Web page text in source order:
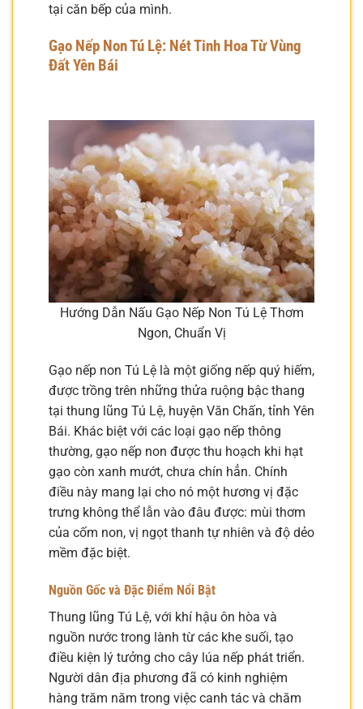
tại căn bếp của mình.
Gạo Nếp Non Tú Lệ: Nét Tinh Hoa Từ Vùng
Đất Yên Bái
Hướng Dẫn Nấu Gạo Nếp Non Tú Lệ Thơm
Ngon, Chuẩn Vị
Gạo nếp non Tú Lệ là một giống nếp quý hiếm,
được trồng trên những thửa ruộng bậc thang
tại thung lũng Tú Lệ, huyện Văn Chấn, tỉnh Yên
Bái. Khác biệt với các loại gạo nếp thông
thường, gạo nếp non được thu hoạch khi hạt
gạo còn xanh mướt, chưa chín hẳn. Chính
điều này mang lại cho nó một hương vị đặc
trưng không thể lẫn vào đâu được: mùi thơm
của cốm non, vị ngọt thanh tự nhiên và độ dẻo
mềm đặc biệt.
Nguồn Gốc và Đặc Điểm Nổi Bật
Thung lũng Tú Lệ, với khí hậu ôn hòa và
nguồn nước trong lành từ các khe suối, tạo
điều kiện lý tưởng cho cây lúa nếp phát triển.
Người dân địa phương đã có kinh nghiệm
hàng trăm năm trong việc canh tác và chăm